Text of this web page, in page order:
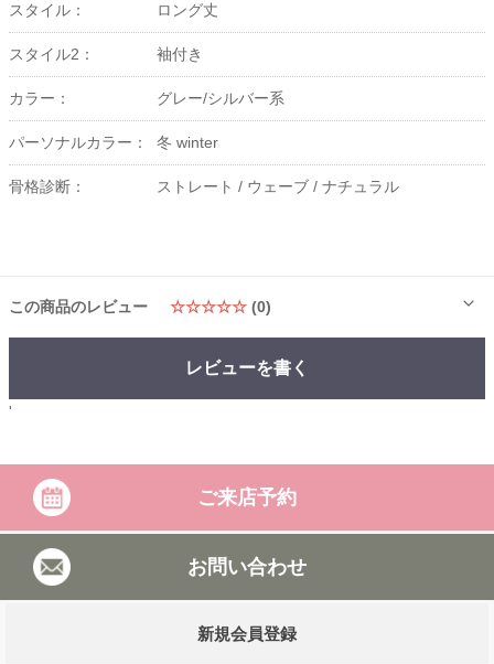
スタイル： ロング丈
スタイル2： 袖付き
カラー： グレー/シルバー系
パーソナルカラー： 冬 winter
骨格診断： ストレート / ウェーブ / ナチュラル
この商品のレビュー ☆☆☆☆☆ (0)
レビューを書く
'
ご来店予約
お問い合わせ
新規会員登録